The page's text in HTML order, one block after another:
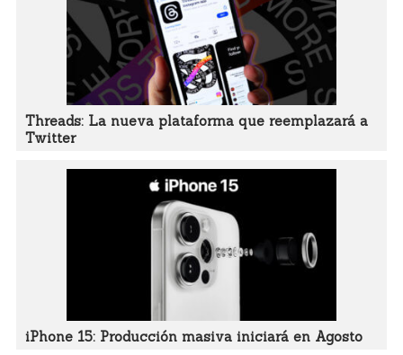
Threads: La nueva plataforma que reemplazará a
Twitter
iPhone 15: Producción masiva iniciará en Agosto